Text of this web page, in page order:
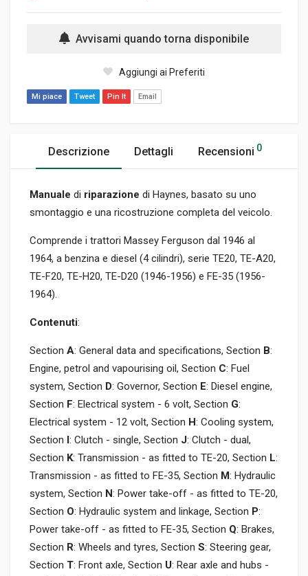
Avvisami quando torna disponibile
Aggiungi ai Preferiti
Mi piace Tweet Pin It Email
Descrizione Dettagli Recensioni 0
Manuale di riparazione di Haynes, basato su uno
smontaggio e una ricostruzione completa del veicolo.
Comprende i trattori Massey Ferguson dal 1946 al
1964, a benzina e diesel (4 cilindri), serie TE20, TE-A20,
TE-F20, TE-H20, TE-D20 (1946-1956) e FE-35 (1956-
1964).
Contenuti:
Section A: General data and specifications, Section B:
Engine, petrol and vapourising oil, Section C: Fuel
system, Section D: Governor, Section E: Diesel engine,
Section F: Electrical system - 6 volt, Section G:
Electrical system - 12 volt, Section H: Cooling system,
Section I: Clutch - single, Section J: Clutch - dual,
Section K: Transmission - as fitted to TE-20, Section L:
Transmission - as fitted to FE-35, Section M: Hydraulic
system, Section N: Power take-off - as fitted to TE-20,
Section O: Hydraulic system and linkage, Section P:
Power take-off - as fitted to FE-35, Section Q: Brakes,
Section R: Wheels and tyres, Section S: Steering gear,
Section T: Front axle, Section U: Rear axle and hubs -